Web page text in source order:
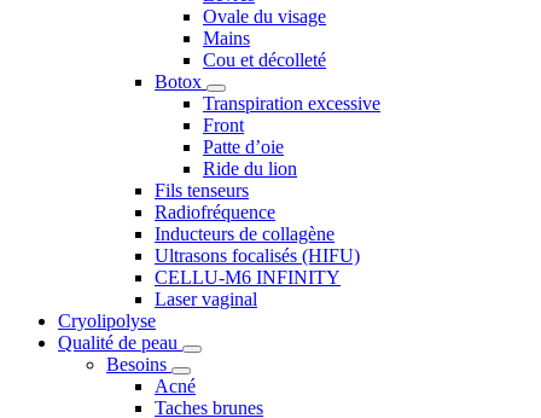
Ovale du visage
Mains
Cou et décolleté
Botox
Transpiration excessive
Front
Patte d’oie
Ride du lion
Fils tenseurs
Radiofréquence
Inducteurs de collagène
Ultrasons focalisés (HIFU)
CELLU-M6 INFINITY
Laser vaginal
Cryolipolyse
Qualité de peau
Besoins
Acné
Taches brunes